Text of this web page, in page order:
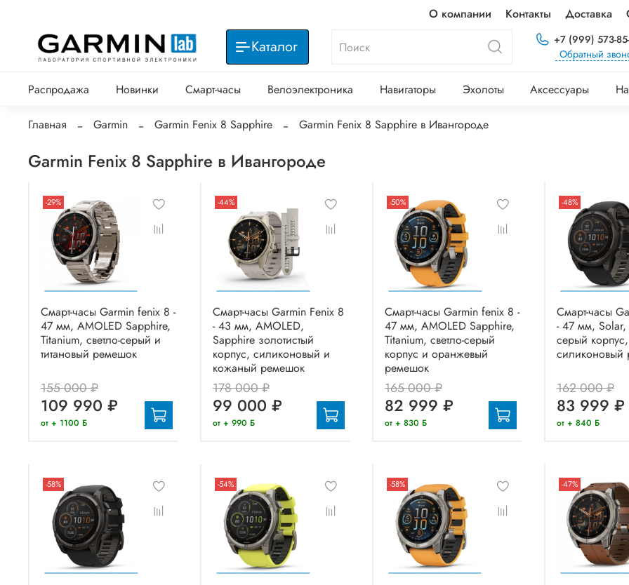
О компании Контакты Доставка
Каталог
+7 (999) 573-
Обратный
Распродажа Новинки Смарт-часы Велоэлектроника Навигаторы Эхолоты Аксессуары
Главная Garmin Garmin Fenix 8 Sapphire Garmin Fenix 8 Sapphire в Ивангороде
Garmin Fenix 8 Sapphire в Ивангороде
-29%
Смарт-часы Garmin fenix 8 -
47 мм, AMOLED Sapphire,
Titanium, светло-серый и
титановый ремешок
155 000 ₽
109 990 ₽
от + 1100 Б
-44%
Смарт-часы Garmin Fenix 8
- 43 мм, AMOLED,
Sapphire золотистый
корпус, силиконовый и
кожаный ремешок
178 000 ₽
99 000 ₽
от + 990 Б
-50%
Смарт-часы Garmin fenix 8 -
47 мм, AMOLED Sapphire,
Titanium, светло-серый
корпус и оранжевый
ремешок
165 000 ₽
82 999 ₽
от + 830 Б
-48%
Смарт-часы
- 47 мм, Solar,
серый
силиконовый
162 000 ₽
83 999 ₽
от + 840 Б
-58% -54% -58% -47%